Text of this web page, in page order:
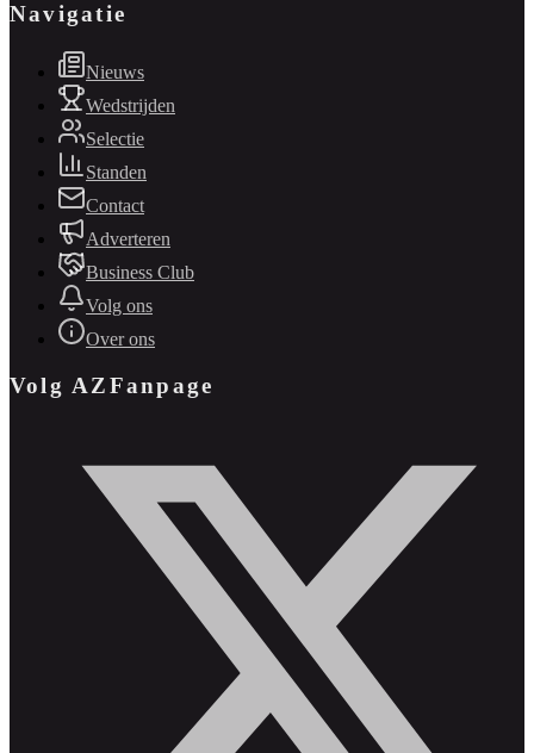
Navigatie
Nieuws
Wedstrijden
Selectie
Standen
Contact
Adverteren
Business Club
Volg ons
Over ons
Volg AZFanpage